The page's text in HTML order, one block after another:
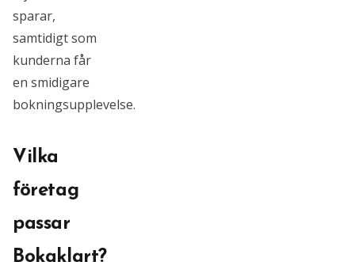
sparar,
samtidigt som
kunderna får
en smidigare
bokningsupplevelse.
Vilka
företag
passar
Bokaklart?